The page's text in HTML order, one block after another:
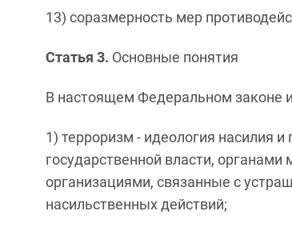
13) соразмерность мер
Статья 3. Основные понятия
В настоящем Федеральном законе
1) терроризм - идеология насилия
государственной власти,
организациями, связанные с
насильственных действий;